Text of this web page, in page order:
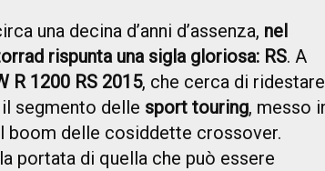
una decina d’anni d’assenza, nel
rispunta una sigla gloriosa: RS. A
R 1200 RS 2015, che cerca di ridestare
segmento delle sport touring, messo
boom delle cosiddette crossover.
portata di quella che può essere